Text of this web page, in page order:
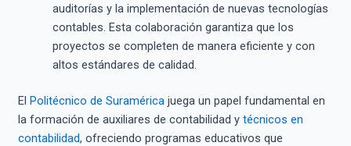
auditorías y la implementación de nuevas tecnologías
contables. Esta colaboración garantiza que los
proyectos se completen de manera eficiente y con
altos estándares de calidad.
El Politécnico de Suraméricajuega un papel fundamental en
la formación de auxiliares de contabilidad y técnicos en
contabilidad, ofreciendo programas educativos que